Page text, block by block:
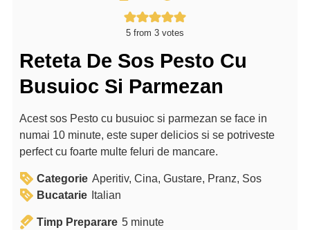
5 from 3 votes
Reteta De Sos Pesto Cu
Busuioc Si Parmezan
Acest sos Pesto cu busuioc si parmezan se face in
numai 10 minute, este super delicios si se potriveste
perfect cu foarte multe feluri de mancare.
Categorie Aperitiv, Cina, Gustare, Pranz, Sos
Bucatarie Italian
Timp Preparare 5mminute